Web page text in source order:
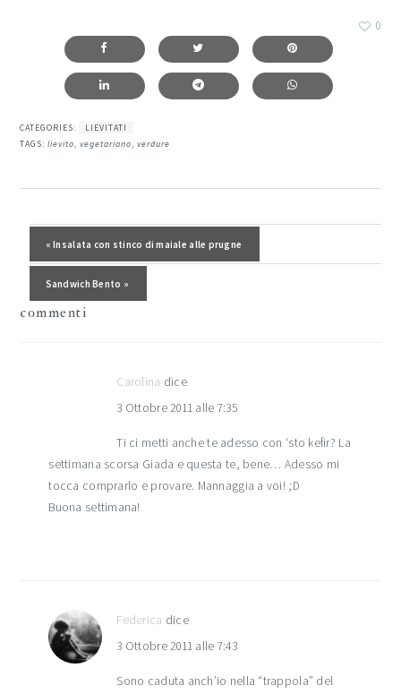
0
CATEGORIES:
LIEVITATI
TAGS:lievito,vegetariano,verdure
Post precedente:
« Insalata con stinco di maiale alle prugne
Post successivo:
Sandwich Bento »
del
lettore
commenti
Carolina dice
3 Ottobre 2011 alle 7:35
Ti ci metti anche te adesso con ‘sto kefir? La
settimana scorsa Giada e questa te, bene… Adesso mi
tocca comprarlo e provare. Mannaggia a voi! ;D
Buona settimana!
Federica dice
3 Ottobre 2011 alle 7:43
Sono caduta anch’io nella “trappola” del